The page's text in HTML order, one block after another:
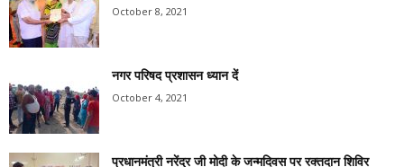
October 8, 2021
नगर परिषद प्रशासन ध्यान दें
October 4, 2021
प्रधानमंत्री नरेंद्र जी मोदी के जन्मदिवस पर रक्तदान शिविर